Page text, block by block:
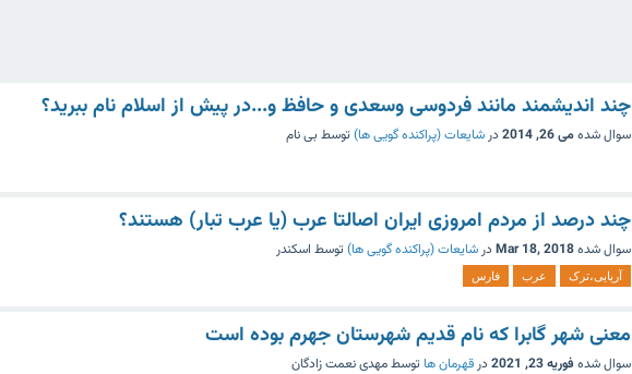
چند اندیشمند مانند فردوسی وسعدی و حافظ و...در پیش از اسلام نام ببرید؟
سوال شدهمی 26, 2014 در شایعات (پراکنده گویی ها) توسط بی نام
چند درصد از مردم امروزی ایران اصالتا عرب (یا عرب تبار) هستند؟
سوال شدهMar 18, 2018 در شایعات (پراکنده گویی ها) توسط اسکندر
آریایی،ترک عرب فارس
معنی شهر گابرا که نام قدیم شهرستان جهرم بوده است
سوال شده فوریه 23, 2021 در قهرمان ها توسطمهدی نعمت زادگان